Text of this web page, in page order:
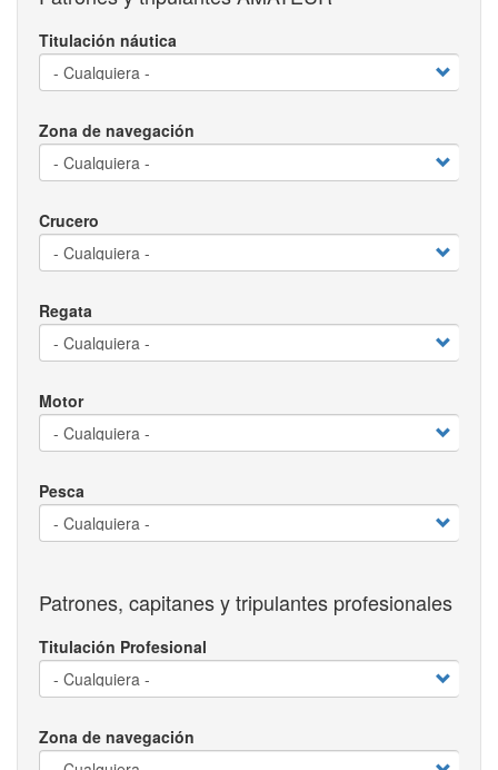
Titulación náutica
Zona de navegación
Crucero
Regata
Motor
Pesca
Patrones, capitanes y tripulantes profesionales
Titulación Profesional
Zona de navegación